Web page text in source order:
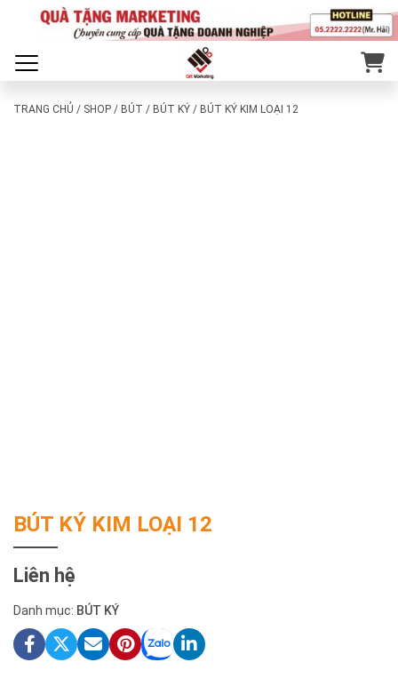
TRANG CHỦ / SHOP / BÚT / BÚT KÝ / BÚT KÝ KIM LOẠI 12
BÚT KÝ KIM LOẠI 12
Liên hệ
Danh mục: BÚT KÝ